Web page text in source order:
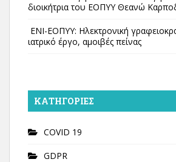
διοικήτρια του ΕΟΠΥΥ Θεανώ
ΕΝΙ-ΕΟΠΥΥ: Ηλεκτρονική
ιατρικό έργο, αμοιβές πείνας
KΑΤΗΓΟΡΊΕΣ
COVID 19
GDPR